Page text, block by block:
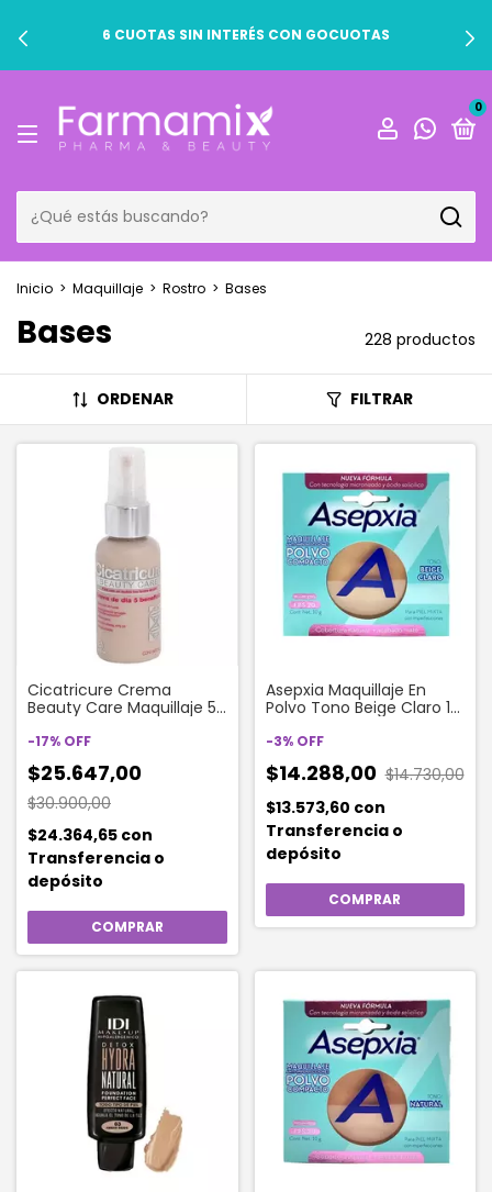
6 CUOTAS SIN INTERÉS CON GOCUOTAS
0
Inicio > Maquillaje > Rostro > Bases
Bases 228 productos
ORDENAR FILTRAR
Cicatricure Crema
Beauty Care Maquillaje 50
-17% OFF
$25.647,00
$30.900,00
$24.364,65 con
Transferencia o
depósito
Asepxia Maquillaje En
Polvo Tono Beige Claro 10
-3% OFF
$14.288,00 $14.730,00
$13.573,60 con
Transferencia o
depósito